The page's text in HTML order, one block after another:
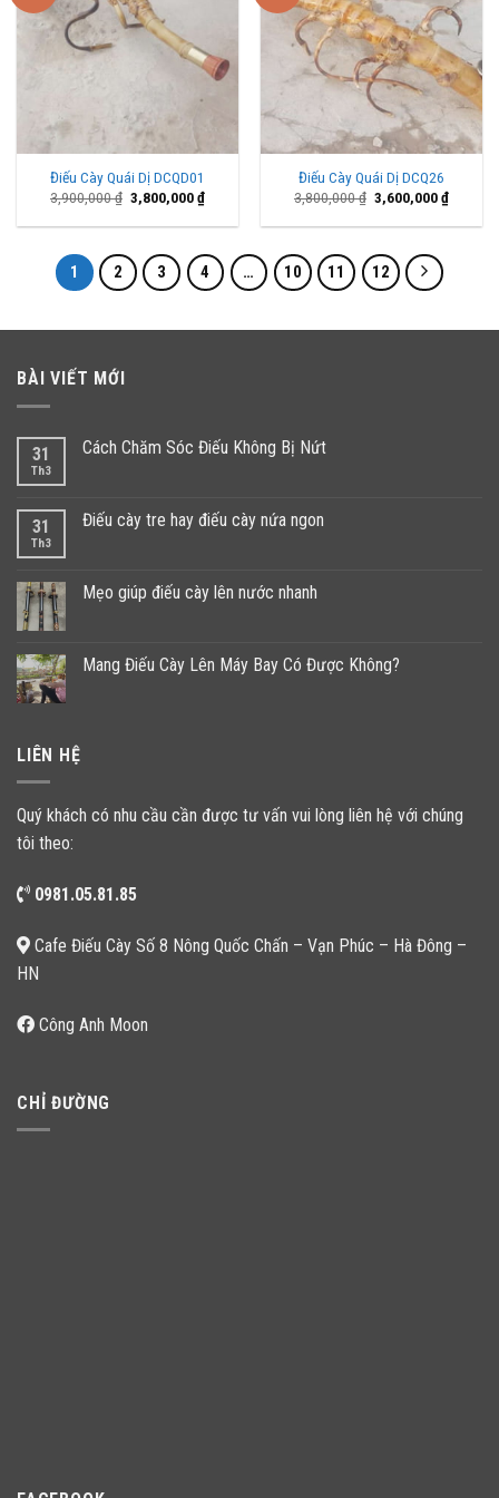
Điếu Cày Quái Dị DCQD01
3,900,000₫ Giá
gốc
là:
3,800,000₫Giá
tại
3,800,000 ₫.
Điếu Cày Quái Dị DCQ26
3,800,000₫ Giá
gốc
là:
3,600,000₫Giá
tại
1 2 3 4 … 10 11 12
BÀI VIẾT MỚI
31
Th3
Cách Chăm Sóc Điếu Không Bị Nứt
31
Th3
Điếu cày tre hay điếu cày nứa ngon
Mẹo giúp điếu cày lên nước nhanh
Mang Điếu Cày Lên Máy Bay Có Được Không?
LIÊN HỆ
Quý khách có nhu cầu cần được tư vấn vui lòng liên hệ với chúng
tôi theo:
0981.05.81.85
Cafe Điếu Cày Số 8 Nông Quốc Chấn – Vạn Phúc – Hà Đông –
HN
Công Anh Moon
CHỈ ĐƯỜNG